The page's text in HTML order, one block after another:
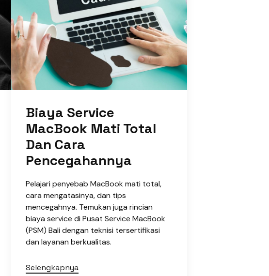
Biaya Service
MacBook Mati Total
Dan Cara
Pencegahannya
Pelajari penyebab MacBook mati total,
cara mengatasinya, dan tips
mencegahnya. Temukan juga rincian
biaya service di Pusat Service MacBook
(PSM) Bali dengan teknisi tersertifikasi
dan layanan berkualitas.
Selengkapnya